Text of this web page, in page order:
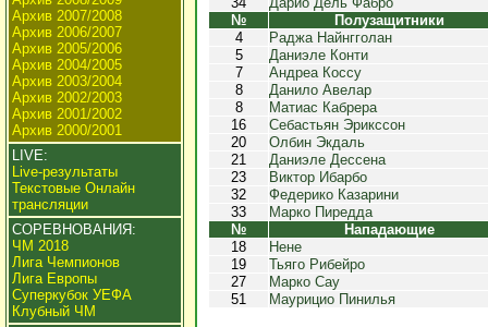
Архив 2007/2008
Архив 2006/2007
Архив 2005/2006
Архив 2004/2005
Архив 2003/2004
Архив 2002/2003
Архив 2001/2002
Архив 2000/2001
LIVE:
Live-результаты
Текстовые Онлайн
трансляции
СОРЕВНОВАНИЯ:
ЧМ 2018
Лига Чемпионов
Лига Европы
Суперкубок УЕФА
Клубный ЧМ
№
Полузащитники
4
Раджа Найнгголан
5
Даниэле Конти
7
Андреа Коссу
8
Данило Авелар
8
Матиас Кабрера
16
Себастьян Эрикссон
20
Олбин Экдаль
21
Даниэле Дессена
23
Виктор Ибарбо
32
Федерико Казарини
33
Марко Пиредда
№
Нападающие
18
Нене
19
Тьяго Рибейро
27
Марко Сау
51
Маурицио Пинилья